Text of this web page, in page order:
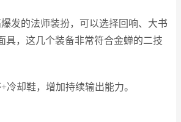
发的法师装扮，可以选择回响、大书
具，这几个装备非常符合金蝉的二技
冷却鞋，增加持续输出能力。